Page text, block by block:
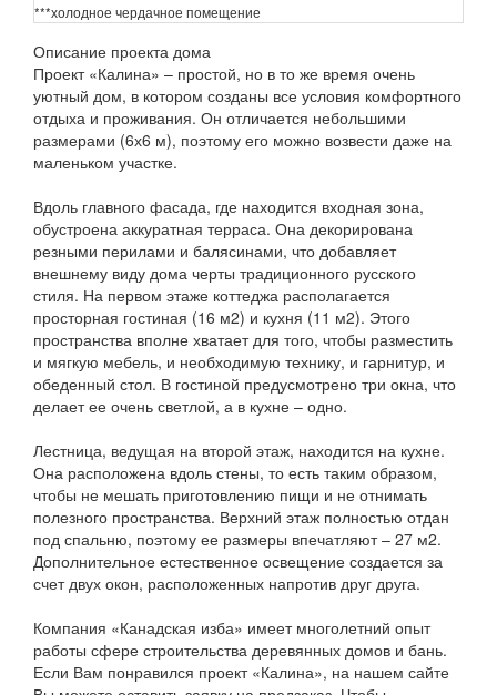
***холодное чердачное помещение
Описание проекта дома
Проект «Калина» – простой, но в то же время очень
уютный дом, в котором созданы все условия комфортного
отдыха и проживания. Он отличается небольшими
размерами (6х6 м), поэтому его можно возвести даже на
маленьком участке.
Вдоль главного фасада, где находится входная зона,
обустроена аккуратная терраса. Она декорирована
резными перилами и балясинами, что добавляет
внешнему виду дома черты традиционного русского
стиля. На первом этаже коттеджа располагается
просторная гостиная (16 м2) и кухня (11 м2). Этого
пространства вполне хватает для того, чтобы разместить
и мягкую мебель, и необходимую технику, и гарнитур, и
обеденный стол. В гостиной предусмотрено три окна, что
делает ее очень светлой, а в кухне – одно.
Лестница, ведущая на второй этаж, находится на кухне.
Она расположена вдоль стены, то есть таким образом,
чтобы не мешать приготовлению пищи и не отнимать
полезного пространства. Верхний этаж полностью отдан
под спальню, поэтому ее размеры впечатляют – 27 м2.
Дополнительное естественное освещение создается за
счет двух окон, расположенных напротив друг друга.
Компания «Канадская изба» имеет многолетний опыт
работы сфере строительства деревянных домов и бань.
Если Вам понравился проект «Калина», на нашем сайте